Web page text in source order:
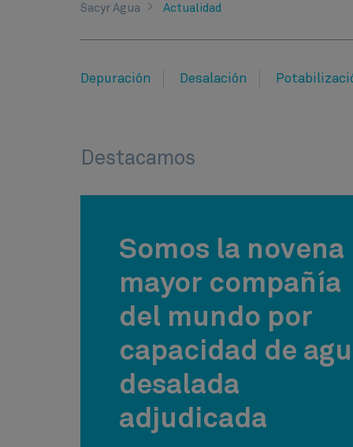
Sacyr Agua Actualidad
Depuración​ Desalación
Destacamos
Somos la novena
mayor compañía
del mundo por
capacidad de
desalada
adjudicada